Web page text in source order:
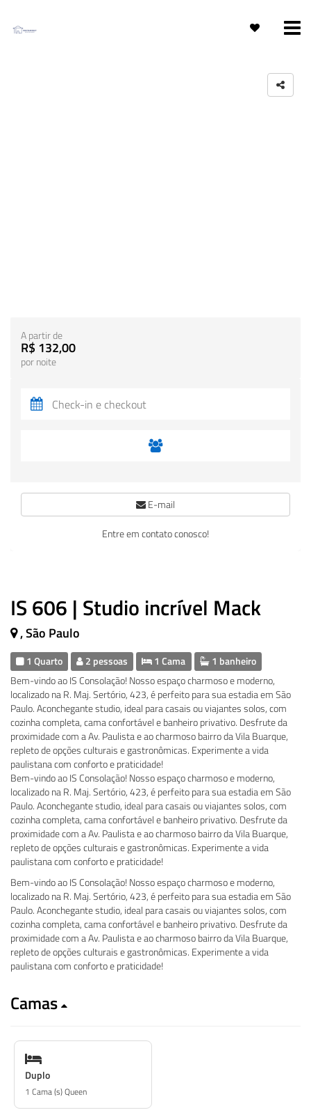
IS 606 | Studio incrível Mack
, São Paulo
1 Quarto 2 pessoas 1 Cama 1 banheiro
Bem-vindo ao IS Consolação! Nosso espaço charmoso e moderno,
localizado na R. Maj. Sertório, 423, é perfeito para sua estadia em São
Paulo. Aconchegante studio, ideal para casais ou viajantes solos, com
cozinha completa, cama confortável e banheiro privativo. Desfrute da
proximidade com a Av. Paulista e ao charmoso bairro da Vila Buarque,
repleto de opções culturais e gastronômicas. Experimente a vida
paulistana com conforto e praticidade!
Bem-vindo ao IS Consolação! Nosso espaço charmoso e moderno,
localizado na R. Maj. Sertório, 423, é perfeito para sua estadia em São
Paulo. Aconchegante studio, ideal para casais ou viajantes solos, com
cozinha completa, cama confortável e banheiro privativo. Desfrute da
proximidade com a Av. Paulista e ao charmoso bairro da Vila Buarque,
repleto de opções culturais e gastronômicas. Experimente a vida
paulistana com conforto e praticidade!
Bem-vindo ao IS Consolação! Nosso espaço charmoso e moderno,
localizado na R. Maj. Sertório, 423, é perfeito para sua estadia em São
Paulo. Aconchegante studio, ideal para casais ou viajantes solos, com
cozinha completa, cama confortável e banheiro privativo. Desfrute da
proximidade com a Av. Paulista e ao charmoso bairro da Vila Buarque,
repleto de opções culturais e gastronômicas. Experimente a vida
paulistana com conforto e praticidade!
Camas
Duplo
1 Cama (s) Queen
A partir de
R$ 132,00
por noite
E-mail
Entre em contato conosco!